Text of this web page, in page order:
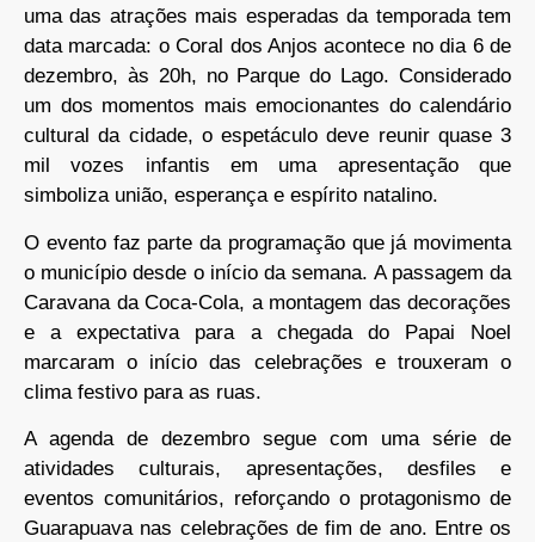
uma das atrações mais esperadas da temporada tem
data marcada: o Coral dos Anjos acontece no dia 6 de
dezembro, às 20h, no Parque do Lago. Considerado
um dos momentos mais emocionantes do calendário
cultural da cidade, o espetáculo deve reunir quase 3
mil vozes infantis em uma apresentação que
simboliza união, esperança e espírito natalino.
O evento faz parte da programação que já movimenta
o município desde o início da semana. A passagem da
Caravana da Coca-Cola, a montagem das decorações
e a expectativa para a chegada do Papai Noel
marcaram o início das celebrações e trouxeram o
clima festivo para as ruas.
A agenda de dezembro segue com uma série de
atividades culturais, apresentações, desfiles e
eventos comunitários, reforçando o protagonismo de
Guarapuava nas celebrações de fim de ano. Entre os